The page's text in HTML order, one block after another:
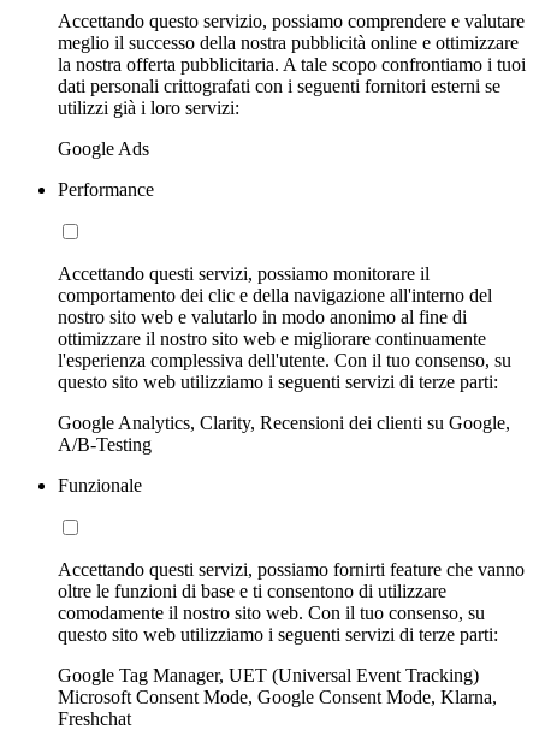
Accettando questo servizio, possiamo comprendere e valutare
meglio il successo della nostra pubblicità online e ottimizzare
la nostra offerta pubblicitaria. A tale scopo confrontiamo i tuoi
dati personali crittografati con i seguenti fornitori esterni se
utilizzi già i loro servizi:
Google Ads
Performance
Accettando questi servizi, possiamo monitorare il
comportamento dei clic e della navigazione all'interno del
nostro sito web e valutarlo in modo anonimo al fine di
ottimizzare il nostro sito web e migliorare continuamente
l'esperienza complessiva dell'utente. Con il tuo consenso, su
questo sito web utilizziamo i seguenti servizi di terze parti:
Google Analytics, Clarity, Recensioni dei clienti su Google,
A/B-Testing
Funzionale
Accettando questi servizi, possiamo fornirti feature che vanno
oltre le funzioni di base e ti consentono di utilizzare
comodamente il nostro sito web. Con il tuo consenso, su
questo sito web utilizziamo i seguenti servizi di terze parti:
Google Tag Manager, UET (Universal Event Tracking)
Microsoft Consent Mode, Google Consent Mode, Klarna,
Freshchat